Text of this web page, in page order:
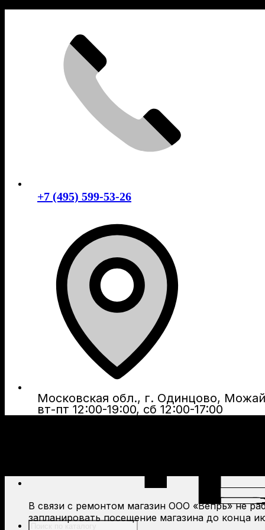
+7 (495) 599-53-26
Московская обл., г. Одинцово,
вт-пт 12:00-19:00, сб 12:00-17:00
Поиск
В связи с ремонтом магазин ООО «Вепрь» не
запланировать посещение магазина до конца